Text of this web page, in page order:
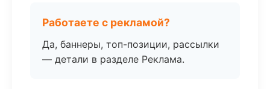
Работаете с рекламой?
Да, баннеры, топ-позиции, рассылки
— детали в разделе Реклама.